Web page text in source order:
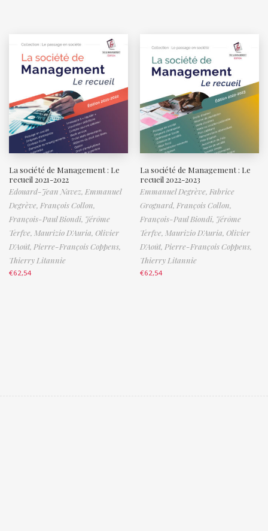
La société de Management : Le
recueil 2021-2022
Edouard-Jean Navez, Emmanuel
Degrève, François Collon,
François-Paul Biondi, Jérôme
Terfve, Maurizio D'Auria, Olivier
D'Août, Pierre-François Coppens,
Thierry Litannie
€62,54
La société de Management : Le
recueil 2022-2023
Emmanuel Degrève, Fabrice
Grognard, François Collon,
François-Paul Biondi, Jérôme
Terfve, Maurizio D'Auria, Olivier
D'Août, Pierre-François Coppens,
Thierry Litannie
€62,54